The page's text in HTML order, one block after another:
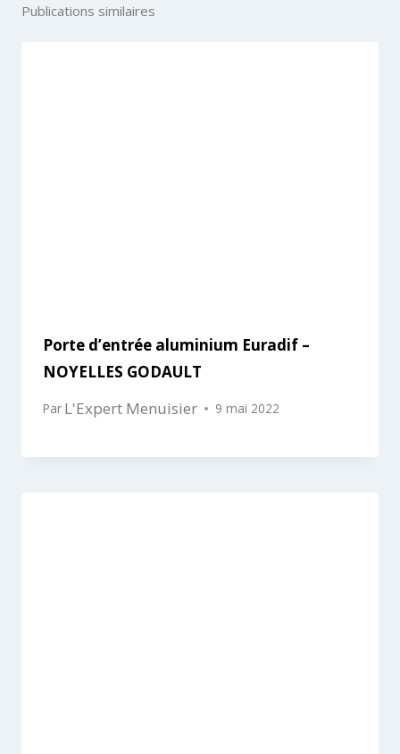
Publications similaires
Porte d’entrée aluminium Euradif –
NOYELLES GODAULT
Par L'Expert Menuisier 9 mai 2022